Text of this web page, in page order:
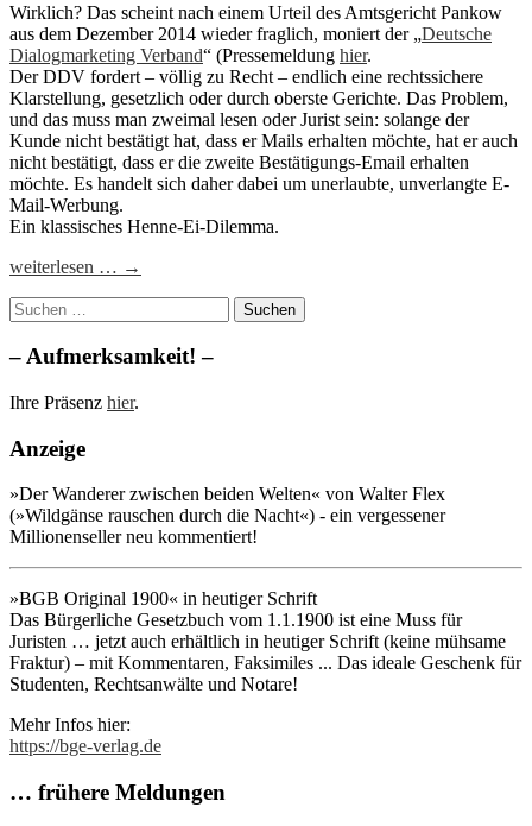
Wirklich? Das scheint nach einem Urteil des Amtsgericht Pankow
aus dem Dezember 2014 wieder fraglich, moniert der „Deutsche
Dialogmarketing Verband“ (Pressemeldung hier.
Der DDV fordert – völlig zu Recht – endlich eine rechtssichere
Klarstellung, gesetzlich oder durch oberste Gerichte. Das Problem,
und das muss man zweimal lesen oder Jurist sein: solange der
Kunde nicht bestätigt hat, dass er Mails erhalten möchte, hat er auch
nicht bestätigt, dass er die zweite Bestätigungs-Email erhalten
möchte. Es handelt sich daher dabei um unerlaubte, unverlangte E-
Mail-Werbung.
Ein klassisches Henne-Ei-Dilemma.
weiterlesen … →
Suchen
nach:
– Aufmerksamkeit! –
Ihre Präsenz hier.
Anzeige
»Der Wanderer zwischen beiden Welten« von Walter Flex
(»Wildgänse rauschen durch die Nacht«) - ein vergessener
Millionenseller neu kommentiert!
»BGB Original 1900« in heutiger Schrift
Das Bürgerliche Gesetzbuch vom 1.1.1900 ist eine Muss für
Juristen … jetzt auch erhältlich in heutiger Schrift (keine mühsame
Fraktur) – mit Kommentaren, Faksimiles ... Das ideale Geschenk für
Studenten, Rechtsanwälte und Notare!
Mehr Infos hier:
https://bge-verlag.de
… frühere Meldungen